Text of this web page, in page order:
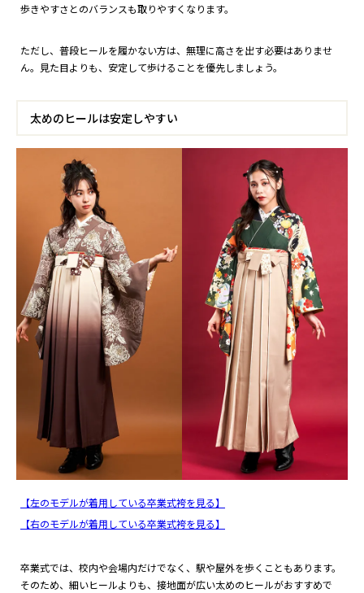
歩きやすさとのバランスも取りやすくなります。
ただし、普段ヒールを履かない方は、無理に高さを出す必要はありませ
ん。見た目よりも、安定して歩けることを優先しましょう。
太めのヒールは安定しやすい
【左のモデルが着用している卒業式袴を見る】
【右のモデルが着用している卒業式袴を見る】
卒業式では、校内や会場内だけでなく、駅や屋外を歩くこともあります。
そのため、細いヒールよりも、接地面が広い太めのヒールがおすすめで